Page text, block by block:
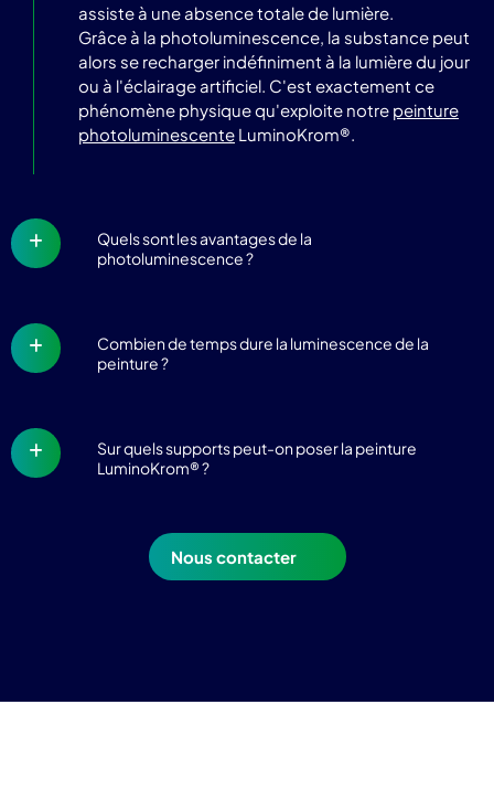
assiste à une absence totale de lumière.
Grâce à la photoluminescence, la substance peut
alors se recharger indéfiniment à la lumière du jour
ou à l'éclairage artificiel. C'est exactement ce
phénomène physique qu'exploite notre peinture
photoluminescente LuminoKrom®.
Quels sont les avantages de la
photoluminescence ?
Combien de temps dure la luminescence de la
peinture ?
Sur quels supports peut-on poser la peinture
LuminoKrom® ?
Nous contacter